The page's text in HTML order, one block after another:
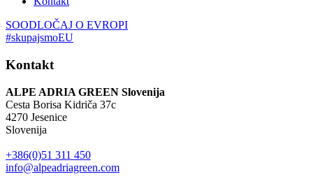
SOODLOČAJ O EVROPI
#skupajsmoEU
Kontakt
ALPE ADRIA GREEN Slovenija
Cesta Borisa Kidriča 37c
4270 Jesenice
Slovenija
+386(0)51 311 450
info@alpeadriagreen.com